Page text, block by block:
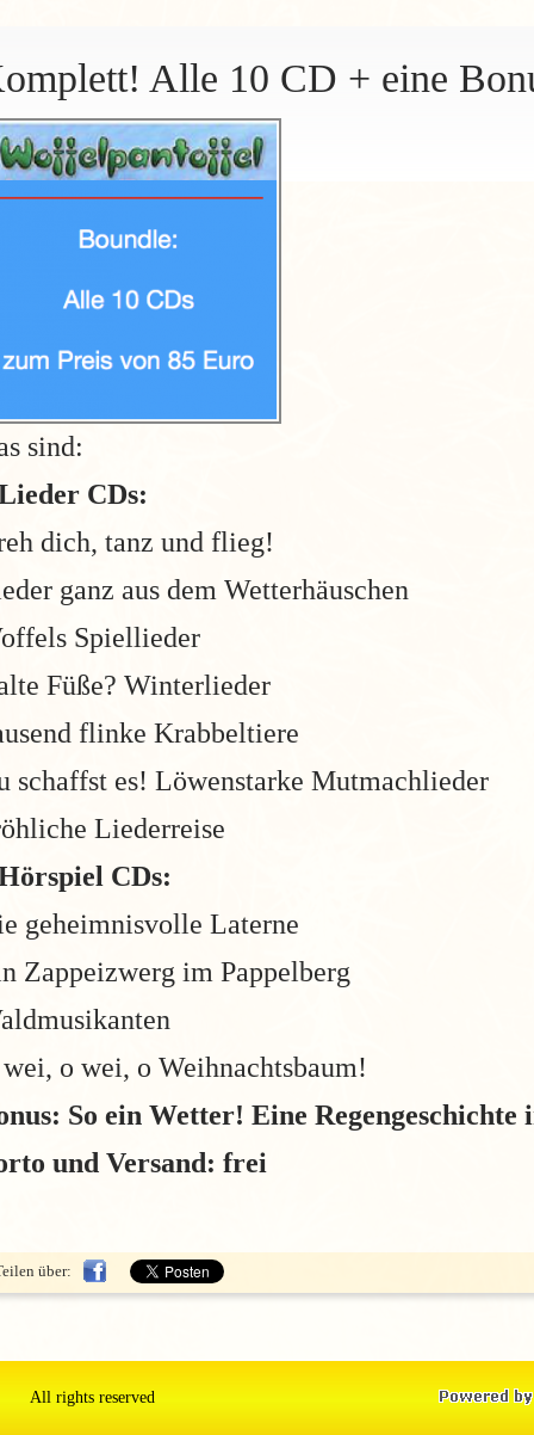
Alle 10 CD + eine
sind:
CDs:
dich, tanz und flieg!
ganz aus dem Wetterhäuschen
Spiellieder
Füße? Winterlieder
flinke Krabbeltiere
schaffst es! Löwenstarke Mutmachlieder
Liederreise
CDs:
geheimnisvolle Laterne
Zappeizwerg im Pappelberg
o wei, o Weihnachtsbaum!
So ein Wetter! Eine Regengeschichte
und Versand: frei
über:
All rights reserved